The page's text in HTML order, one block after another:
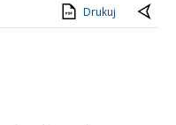
Drukuj